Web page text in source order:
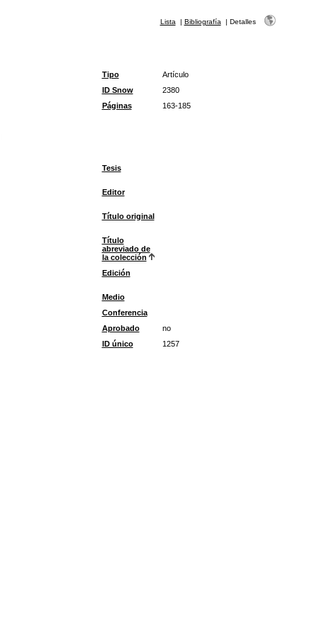
Lista | Bibliografía | Detalles
Tipo
Artículo
ID Snow
2380
Páginas
163-185
Tesis
Editor
Título original
Título
abreviado de
la colección
Edición
Medio
Conferencia
Aprobado
no
ID único
1257